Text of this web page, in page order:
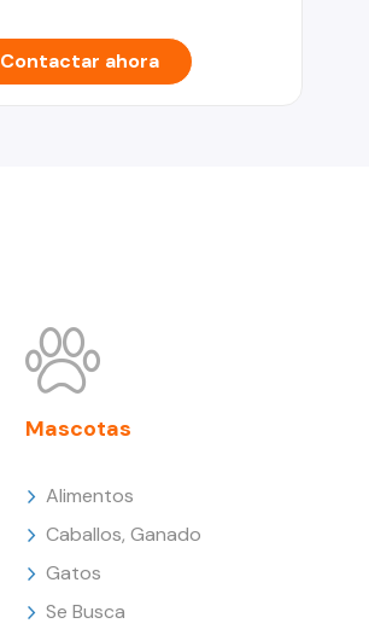
Contactar ahora
Mascotas
Alimentos
Caballos, Ganado
Gatos
Se Busca